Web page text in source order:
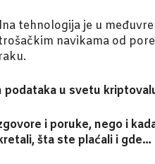
tehnologija je u
navikama od
podataka u svetu
i poruke, nego i
šta ste plaćali i gde…